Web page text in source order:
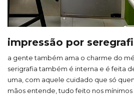
impressão por
a gente também ama o charme do
serigrafia também é interna e é feita
uma, com aquele cuidado que só
mãos entende, tudo feito nos